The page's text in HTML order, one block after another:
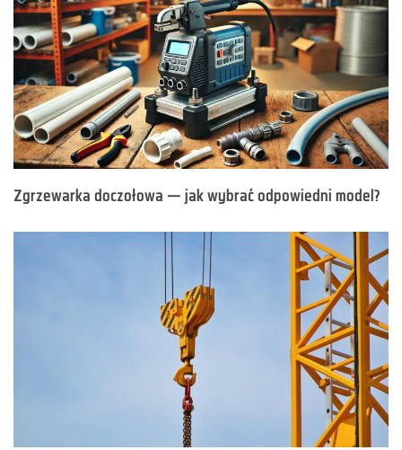
Zgrzewarka doczołowa — jak wybrać odpowiedni model?